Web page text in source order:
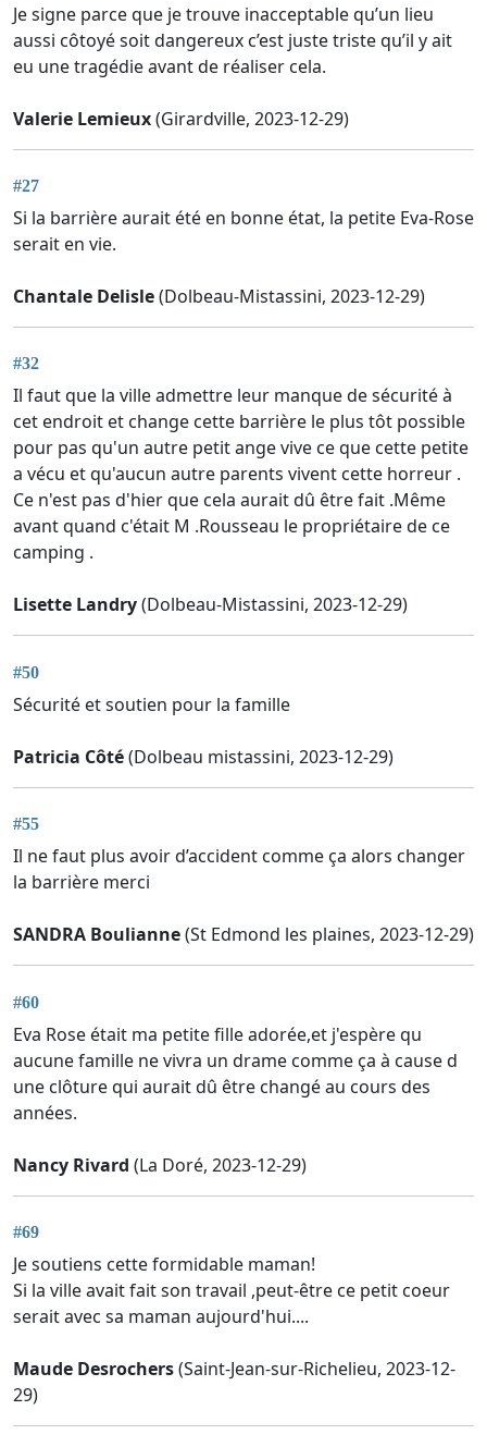
Je signe parce que je trouve inacceptable qu’un lieu
aussi côtoyé soit dangereux c’est juste triste qu’il y ait
eu une tragédie avant de réaliser cela.
Valerie Lemieux(Girardville, 2023-12-29)
#27
Si la barrière aurait été en bonne état, la petite Eva-Rose
serait en vie.
Chantale Delisle(Dolbeau-Mistassini, 2023-12-29)
#32
Il faut que la ville admettre leur manque de sécurité à
cet endroit et change cette barrière le plus tôt possible
pour pas qu'un autre petit ange vive ce que cette petite
a vécu et qu'aucun autre parents vivent cette horreur .
Ce n'est pas d'hier que cela aurait dû être fait .Même
avant quand c'était M .Rousseau le propriétaire de ce
camping .
Lisette Landry(Dolbeau-Mistassini, 2023-12-29)
#50
Sécurité et soutien pour la famille
Patricia Côté(Dolbeau mistassini, 2023-12-29)
#55
Il ne faut plus avoir d’accident comme ça alors changer
la barrière merci
SANDRA Boulianne(St Edmond les plaines, 2023-12-29)
#60
Eva Rose était ma petite fille adorée,et j'espère qu
aucune famille ne vivra un drame comme ça à cause d
une clôture qui aurait dû être changé au cours des
années.
Nancy Rivard (La Doré, 2023-12-29)
#69
Je soutiens cette formidable maman!
Si la ville avait fait son travail ,peut-être ce petit coeur
serait avec sa maman aujourd'hui....
Maude Desrochers(Saint-Jean-sur-Richelieu, 2023-12-
29)